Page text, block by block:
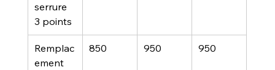
serrure
3 points
Remplac
ement
850 950 950